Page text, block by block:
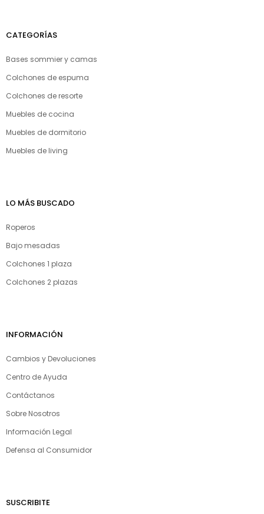
CATEGORÍAS
Bases sommier y camas
Colchones de espuma
Colchones de resorte
Muebles de cocina
Muebles de dormitorio
Muebles de living
LO MÁS BUSCADO
Roperos
Bajo mesadas
Colchones 1 plaza
Colchones 2 plazas
INFORMACIÓN
Cambios y Devoluciones
Centro de Ayuda
Contáctanos
Sobre Nosotros
Información Legal
Defensa al Consumidor
SUSCRIBITE